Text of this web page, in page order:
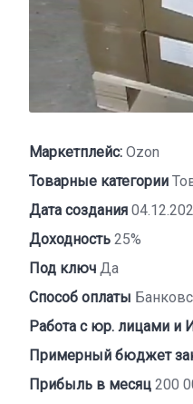
Маркетплейс: Ozon
Товарные категории
Дата создания
Доходность 25%
Под ключ Да
Способ оплаты
Работа с юр. лицами и
Примерный бюджет
Прибыль в месяц 200